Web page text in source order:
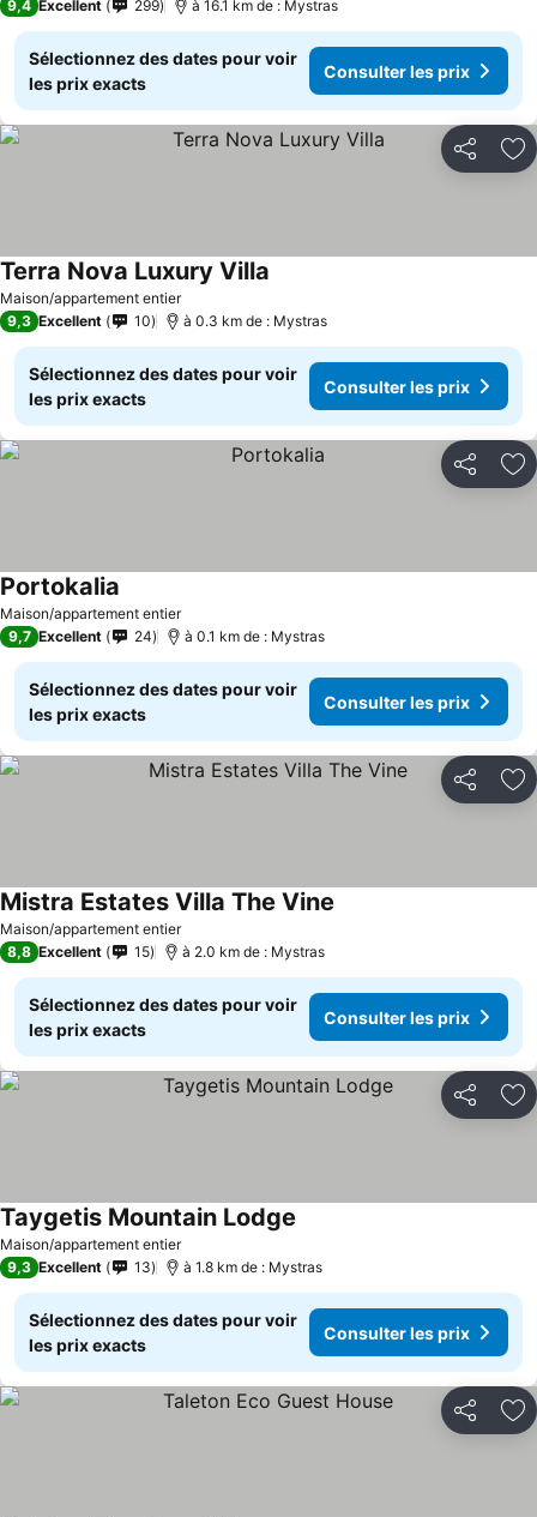
9,4 Excellent 299 à 16.1 km de : Mystras
Sélectionnez des dates pour voir
les prix exacts
Consulter les prix
Partager
Maison/appartement entier
Terra Nova Luxury Villa
9,3 Excellent 10 à 0.3 km de : Mystras
Sélectionnez des dates pour voir
les prix exacts
Consulter les prix
Partager
Maison/appartement entier
Portokalia
9,7 Excellent 24 à 0.1 km de : Mystras
Sélectionnez des dates pour voir
les prix exacts
Consulter les prix
Partager
Maison/appartement entier
Mistra Estates Villa The Vine
8,8 Excellent 15 à 2.0 km de : Mystras
Sélectionnez des dates pour voir
les prix exacts
Consulter les prix
Partager
Maison/appartement entier
Taygetis Mountain Lodge
9,3 Excellent 13 à 1.8 km de : Mystras
Sélectionnez des dates pour voir
les prix exacts
Consulter les prix
Partager